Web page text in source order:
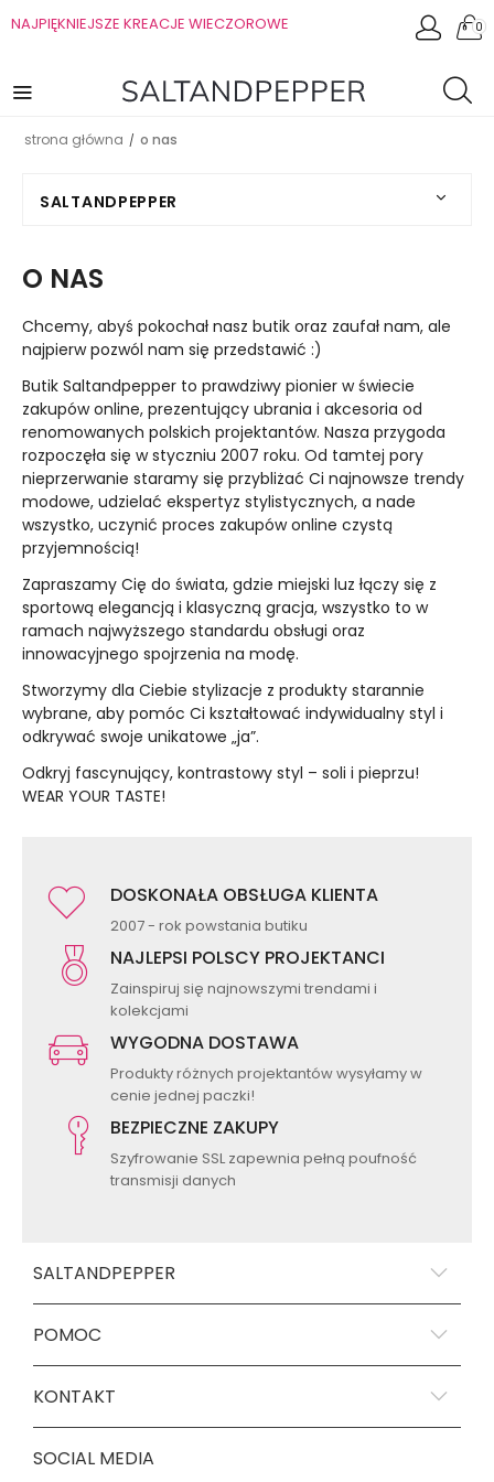
NAJPIĘKNIEJSZE KREACJE WIECZOROWE 0
strona główna / o nas
SALTANDPEPPER
O NAS
Chcemy, abyś pokochał nasz butik oraz zaufał nam, ale
najpierw pozwól nam się przedstawić :)
Butik Saltandpepper to prawdziwy pionier w świecie
zakupów online, prezentujący ubrania i akcesoria od
renomowanych polskich projektantów. Nasza przygoda
rozpoczęła się w styczniu 2007 roku. Od tamtej pory
nieprzerwanie staramy się przybliżać Ci najnowsze trendy
modowe, udzielać ekspertyz stylistycznych, a nade
wszystko, uczynić proces zakupów online czystą
przyjemnością!
Zapraszamy Cię do świata, gdzie miejski luz łączy się z
sportową elegancją i klasyczną gracja, wszystko to w
ramach najwyższego standardu obsługi oraz
innowacyjnego spojrzenia na modę.
Stworzymy dla Ciebie stylizacje z produkty starannie
wybrane, aby pomóc Ci kształtować indywidualny styl i
odkrywać swoje unikatowe „ja”.
Odkryj fascynujący, kontrastowy styl – soli i pieprzu!
WEAR YOUR TASTE!
DOSKONAŁA OBSŁUGA KLIENTA
2007 - rok powstania butiku
NAJLEPSI POLSCY PROJEKTANCI
Zainspiruj się najnowszymi trendami i
kolekcjami
WYGODNA DOSTAWA
Produkty różnych projektantów wysyłamy w
cenie jednej paczki!
BEZPIECZNE ZAKUPY
Szyfrowanie SSL zapewnia pełną poufność
transmisji danych
SALTANDPEPPER
POMOC
KONTAKT
SOCIAL MEDIA